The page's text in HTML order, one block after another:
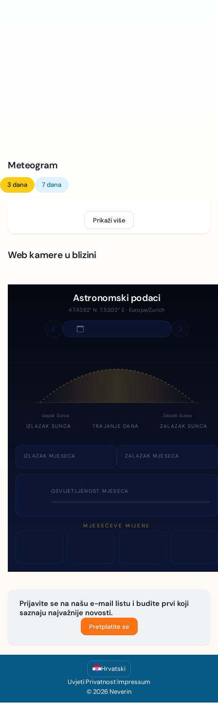
Meteogram
3 dana 7 dana
Prikaži više
Web kamere u blizini
Astronomski podaci
47.4382° N, 7.5303° E · Europe/Zurich
Izlazak Sunca Zalazak Sunca
IZLAZAK SUNCA TRAJANJE DANA ZALAZAK SUNCA
IZLAZAK MJESECA ZALAZAK MJESECA
OSVIJETLJENOST MJESECA
MJESEČEVE MIJENE
Prijavite se na našu e-mail listu i budite prvi koji
saznaju najvažnije novosti.
Pretplatite se
Hrvatski
Uvjeti|Privatnost|Impressum
© 2026 Neverin